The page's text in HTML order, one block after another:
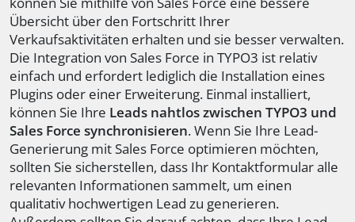
Übersicht über den Fortschritt Ihrer
Verkaufsaktivitäten erhalten und sie besser verwalten.
Die Integration von Sales Force in TYPO3 ist relativ
einfach und erfordert lediglich die Installation eines
Plugins oder einer Erweiterung. Einmal installiert,
können Sie Ihre Leads nahtlos zwischen TYPO3 und
Sales Force synchronisieren. Wenn Sie Ihre Lead-
Generierung mit Sales Force optimieren möchten,
sollten Sie sicherstellen, dass Ihr Kontaktformular alle
relevanten Informationen sammelt, um einen
qualitativ hochwertigen Lead zu generieren.